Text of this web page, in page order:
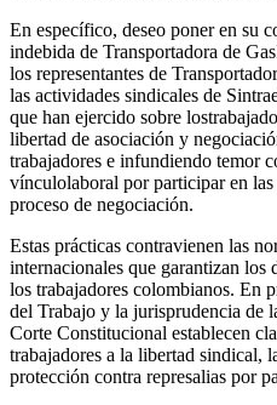
En específico, deseo poner en su
indebida de Transportadora de
los representantes de
las actividades sindicales de
que han ejercido sobre
libertad de asociación y
trabajadores e infundiendo temor
vínculolaboral por participar en
proceso de negociación.
Estas prácticas contravienen las
internacionales que garantizan los
los trabajadores colombianos. En
del Trabajo y la jurisprudencia de
Corte Constitucional establecen
trabajadores a la libertad sindical,
protección contra represalias por